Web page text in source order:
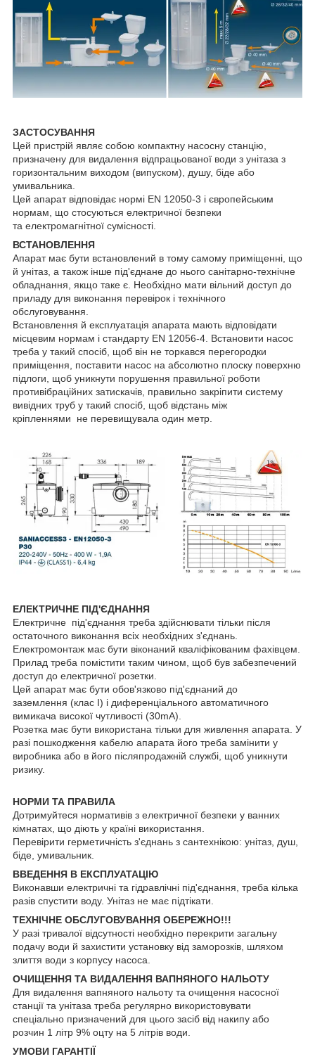
ЗАСТОСУВАННЯ
Цей пристрій являє собою компактну насосну станцію,
призначену для видалення відпрацьованої води з унітаза з
горизонтальним виходом (випуском), душу, біде або
умивальника.
Цей апарат відповідає нормі EN 12050-3 і європейським
нормам, що стосуються електричної безпеки
та електромагнітної сумісності.
ВСТАНОВЛЕННЯ
Апарат має бути встановлений в тому самому приміщенні, що
й унітаз, а також інше під'єднане до нього санітарно-технічне
обладнання, якщо таке є. Необхідно мати вільний доступ до
приладу для виконання перевірок і технічного
обслуговування.
Встановлення й експлуатація апарата мають відповідати
місцевим нормам і стандарту EN 12056-4. Встановити насос
треба у такий спосіб, щоб він не торкався перегородки
приміщення, поставити насос на абсолютно плоску поверхню
підлоги, щоб уникнути порушення правильної роботи
противібраційних затискачів, правильно закріпити систему
вивідних труб у такий спосіб, щоб відстань між
кріпленнями не перевищувала один метр.
ЕЛЕКТРИЧНЕ ПІД'ЄДНАННЯ
Електричне під'єднання треба здійснювати тільки після
остаточного виконання всіх необхідних з'єднань.
Електромонтаж має бути віконаний кваліфікованим фахівцем.
Прилад треба помістити таким чином, щоб був забезпечений
доступ до електричної розетки.
Цей апарат має бути обов'язково під'єднаний до
заземлення (клас I) і диференціального автоматичного
вимикача високої чутливості (30mA).
Розетка має бути використана тільки для живлення апарата. У
разі пошкодження кабелю апарата його треба замінити у
виробника або в його післяпродажній службі, щоб уникнути
ризику.
НОРМИ ТА ПРАВИЛА
Дотримуйтеся нормативів з електричної безпеки у ванних
кімнатах, що діють у країні використання.
Перевірити герметичність з'єднань з сантехнікою: унітаз, душ,
біде, умивальник.
ВВЕДЕННЯ В ЕКСПЛУАТАЦІЮ
Виконавши електричні та гідравлічні під'єднання, треба кілька
разів спустити воду. Унітаз не має підтікати.
ТЕХНІЧНЕ ОБСЛУГОВУВАННЯ ОБЕРЕЖНО!!!
У разі тривалої відсутності необхідно перекрити загальну
подачу води й захистити установку від заморозків, шляхом
злиття води з корпусу насоса.
ОЧИЩЕННЯ ТА ВИДАЛЕННЯ ВАПНЯНОГО НАЛЬОТУ
Для видалення вапняного нальоту та очищення насосної
станції та унітаза треба регулярно використовувати
спеціально призначений для цього засіб від накипу або
розчин 1 літр 9% оцту на 5 літрів води.
УМОВИ ГАРАНТІЇ